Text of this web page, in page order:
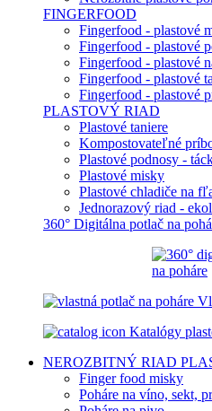
FINGERFOOD
Fingerfood - plastové
Fingerfood - plastové
Fingerfood - plastové
Fingerfood - plastové
Fingerfood - plastové
PLASTOVÝ RIAD
Plastové taniere
Kompostovateľné
Plastové podnosy -
Plastové misky
Plastové chladiče na
Jednorazový riad -
360° Digitálna potlač na
Katalógy
NEROZBITNÝ RIAD
Finger food misky
Poháre na víno, sekt,